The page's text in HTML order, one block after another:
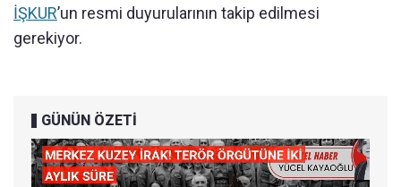
İŞKUR’un resmi duyurularının takip edilmesi
gerekiyor.
GÜNÜN ÖZETİ